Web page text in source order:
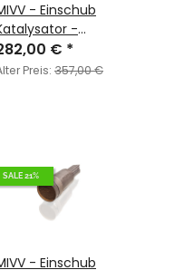
- Einschub
-
€ *
Preis: 357,00 €
SALE 21%
- Einschub